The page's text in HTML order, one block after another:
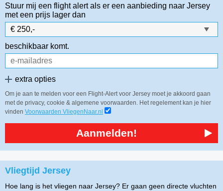
Stuur mij een flight alert als er een aanbieding naar Jersey
met een prijs lager dan
beschikbaar komt.
extra opties
Om je aan te melden voor een Flight-Alert voor Jersey moet je akkoord gaan
met de privacy, cookie & algemene voorwaarden. Het regelement kan je hier
vinden Voorwaarden VliegenNaar.nl
Aanmelden!
Vliegtijd Jersey
Hoe lang is het vliegen naar Jersey? Er gaan geen directe vluchten